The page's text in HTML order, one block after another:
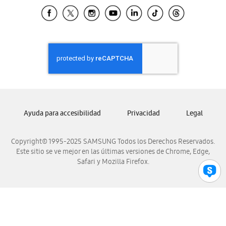
Samsung El Salvador
Samsung Honduras
Samsung Nicaragua
Samsung Panamá
Samsung Venezuela
Copyright© 1995-2025 SAMSUNG Todos los Derechos Reservados.
Este sitio se ve mejor en las últimas versiones de Chrome, Edge,
Safari y Mozilla Firefox.
Ayuda para accesibilidad Privacidad Legal